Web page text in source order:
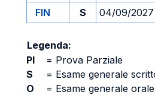
FIN
S 04/09/2027
Legenda:
PI
= Prova Parziale
S
= Esame generale
O
= Esame generale orale